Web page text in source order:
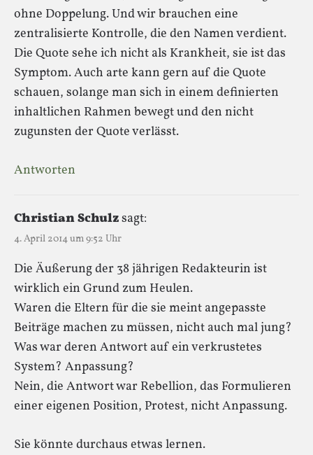
ohne Doppelung. Und wir brauchen eine
zentralisierte Kontrolle, die den Namen verdient.
Die Quote sehe ich nicht als Krankheit, sie ist das
Symptom. Auch arte kann gern auf die Quote
schauen, solange man sich in einem definierten
inhaltlichen Rahmen bewegt und den nicht
zugunsten der Quote verlässt.
Antworten
Christian Schulzsagt:
4. April 2014 um 9:52 Uhr
Die Äußerung der 38 jährigen Redakteurin ist
wirklich ein Grund zum Heulen.
Waren die Eltern für die sie meint angepasste
Beiträge machen zu müssen, nicht auch mal jung?
Was war deren Antwort auf ein verkrustetes
System? Anpassung?
Nein, die Antwort war Rebellion, das Formulieren
einer eigenen Position, Protest, nicht Anpassung.
Sie könnte durchaus etwas lernen.